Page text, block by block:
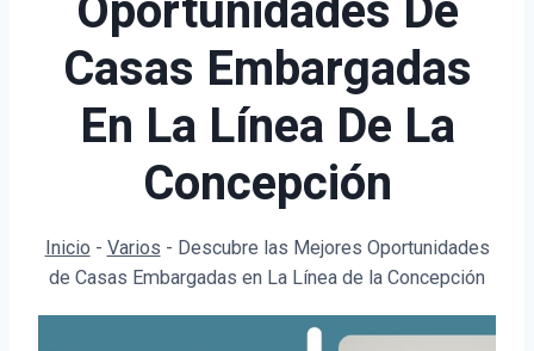
Casas Embargadas
En La Línea De La
Concepción
Inicio - Varios - Descubre las Mejores Oportunidades
de Casas Embargadas en La Línea de la Concepción